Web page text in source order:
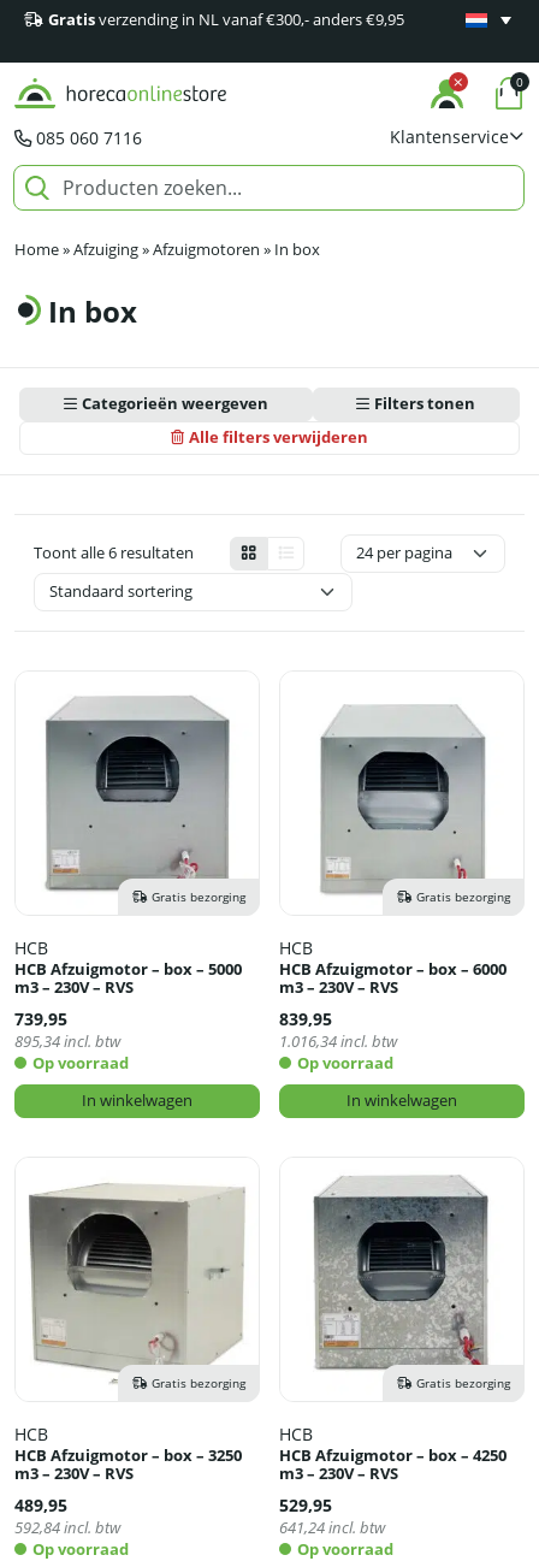
Gratisverzending in NL vanaf €300,- anders €9,95
Minimaal
085 060 7116 Klantenservice
0
Home»Afzuiging»Afzuigmotoren » In box
In box
Categorieën weergeven
Alle filters verwijderen
Filters tonen
Toont alle 6 resultaten
Gratis bezorging
HCB
HCB Afzuigmotor – box – 5000
m3 – 230V – RVS
739,95
895,34incl. btw
Op voorraad
In winkelwagen
Gratis bezorging
HCB
HCB Afzuigmotor – box – 6000
m3 – 230V – RVS
839,95
1.016,34incl. btw
Op voorraad
In winkelwagen
Gratis bezorging
HCB
HCB Afzuigmotor – box – 3250
m3 – 230V – RVS
489,95
592,84incl. btw
Op voorraad
Gratis bezorging
HCB
HCB Afzuigmotor – box – 4250
m3 – 230V – RVS
529,95
641,24incl. btw
Op voorraad